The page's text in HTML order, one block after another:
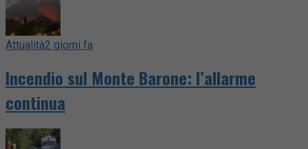
Attualità2 giorni fa
Incendio sul Monte Barone: l’allarme
continua